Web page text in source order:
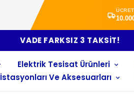
VADE FARKSIZ 3 TAKSİT!
Elektrik Tesisat Ürünleri
Ve Aksesuarları